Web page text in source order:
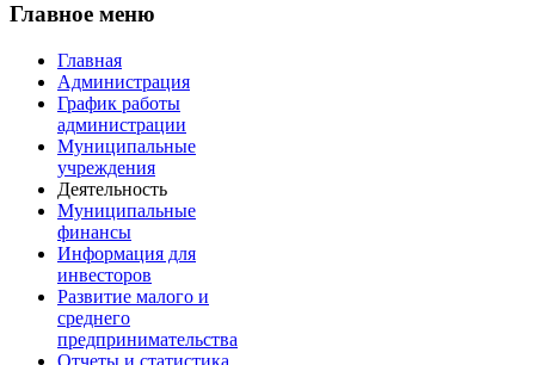
Главное меню
Главная
Администрация
График работы
администрации
Муниципальные
учреждения
Деятельность
Муниципальные
финансы
Информация для
инвесторов
Развитие малого и
среднего
предпринимательства
Отчеты и статистика